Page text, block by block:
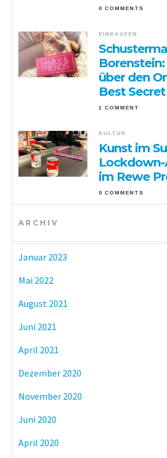
0 COMMENTS
EINKAUFEN
über den
Best
1 COMMENT
KULTUR
Kunst im
im Rewe
0 COMMENTS
ARCHIV
Januar 2023
Mai 2022
August 2021
Juni 2021
April 2021
Dezember 2020
November 2020
Juni 2020
April 2020